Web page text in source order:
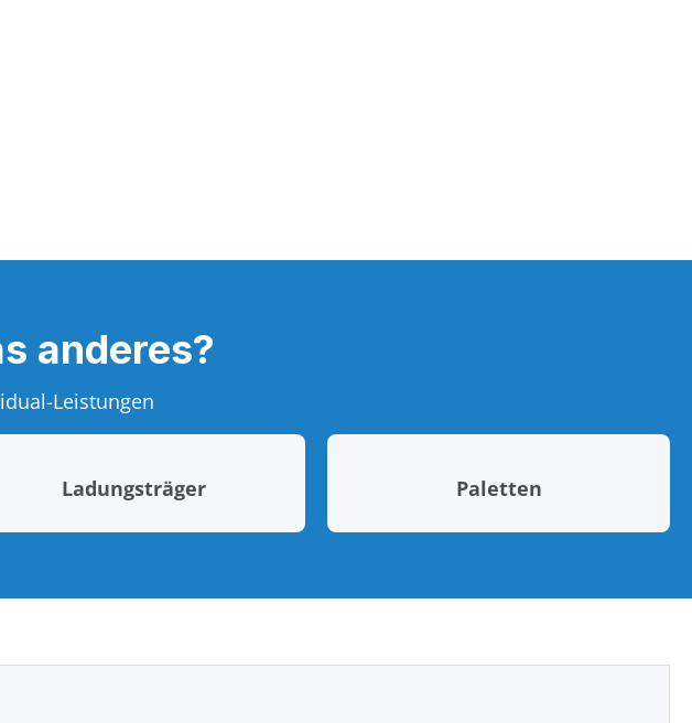
anderes?
Leistungen
Ladungsträger Paletten